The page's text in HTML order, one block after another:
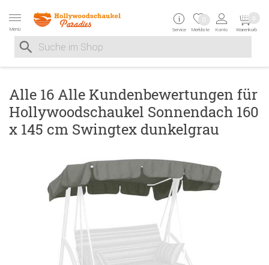
Menü
Suche nach
Suche im Shop, nach der Eingabe von 3 Buchstaben
Service Merkliste
0
Konto Warenkorb
0
Alle 16 Alle Kundenbewertungen für
Hollywoodschaukel Sonnendach 160
x 145 cm Swingtex dunkelgrau